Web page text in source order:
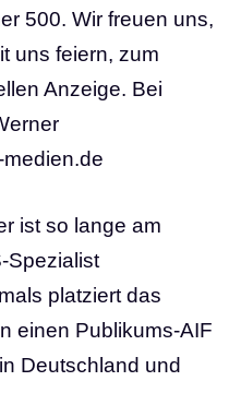
500. Wir freuen uns,
uns feiern, zum
Anzeige. Bei
ist so lange am
Spezialist
platziert das
einen Publikums-AIF
Deutschland und